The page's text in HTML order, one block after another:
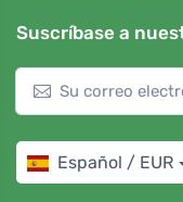
Suscríbase a
Español / EUR